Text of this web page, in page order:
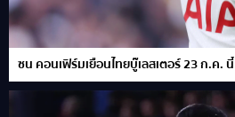
ซน คอนเฟิร์มเยือนไทยบู๊เลสเตอร์ 23 ก.ค. นี้